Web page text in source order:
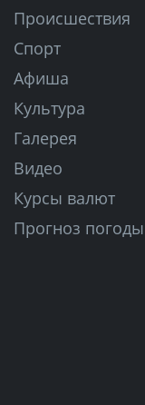
Происшествия
Спорт
Афиша
Культура
Галерея
Видео
Курсы валют
Прогноз погоды